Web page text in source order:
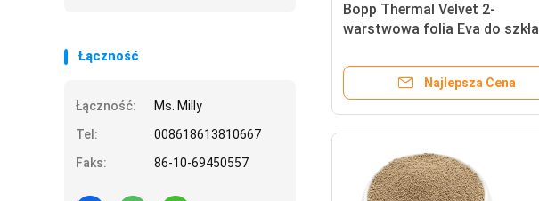
Łączność
Łączność:
Ms. Milly
Tel:
008618613810667
Faks:
86-10-69450557
Bopp Thermal Velvet 2-
warstwowa folia Eva do szkła
Najlepsza Cena